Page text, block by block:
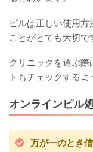
ピルは正しい使用
ことがとても大切で
クリニックを選ぶ
トもチェックするよ
オンラインピル
万が一のとき